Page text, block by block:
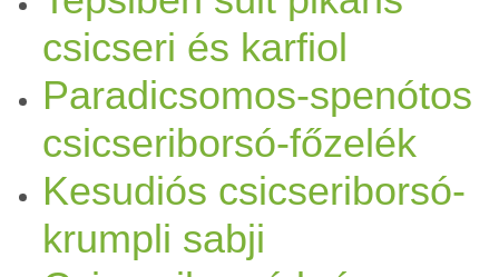
csicseri és karfiol
Paradicsomos-spenótos
csicseriborsó-főzelék
Kesudiós csicseriborsó-
krumpli sabji